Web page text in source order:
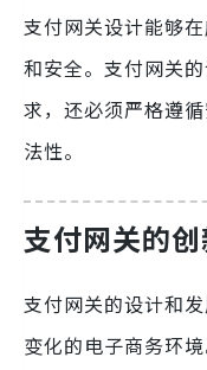
支付网关设计能够
和安全。支付网关
求，还必须严格遵
法性。
支付网关的
支付网关的设计和
变化的电子商务环